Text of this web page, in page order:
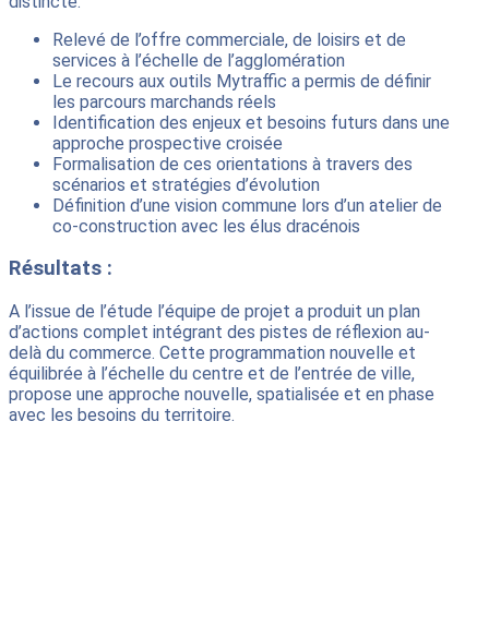
Relevé de l’offre commerciale, de loisirs et de
services à l’échelle de l’agglomération
Le recours aux outils Mytraffic a permis de définir
les parcours marchands réels
Identification des enjeux et besoins futurs dans une
approche prospective croisée
Formalisation de ces orientations à travers des
scénarios et stratégies d’évolution
Définition d’une vision commune lors d’un atelier de
co-construction avec les élus dracénois
Résultats :
A l’issue de l’étude l’équipe de projet a produit un plan
d’actions complet intégrant des pistes de réflexion au-
delà du commerce. Cette programmation nouvelle et
équilibrée à l’échelle du centre et de l’entrée de ville,
propose une approche nouvelle, spatialisée et en phase
avec les besoins du territoire.